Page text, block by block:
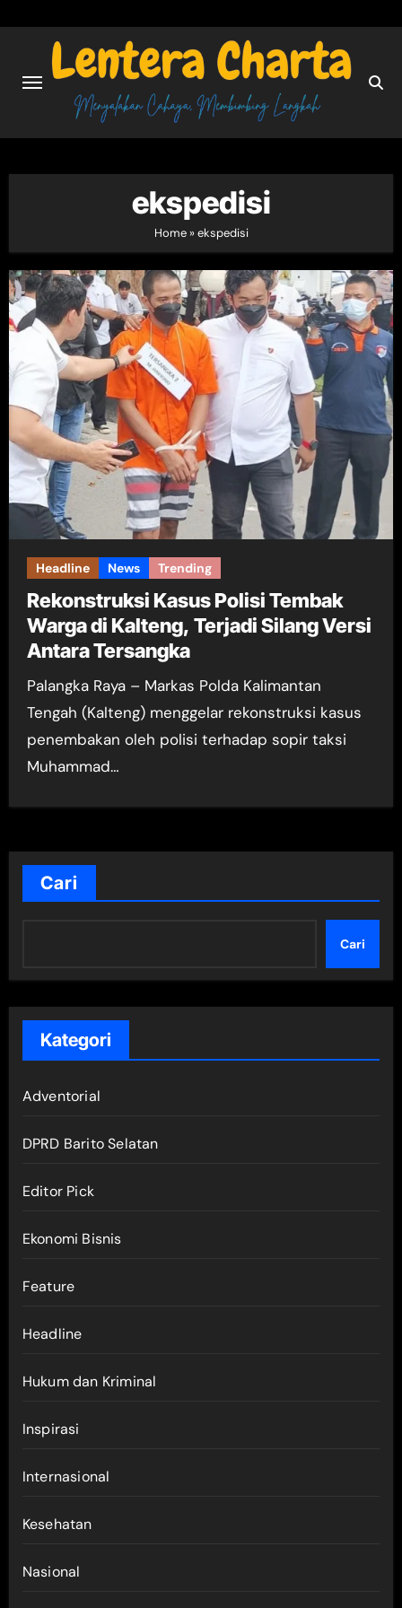
ekspedisi
Home»ekspedisi
Headline News Trending
Rekonstruksi Kasus Polisi Tembak
Warga di Kalteng, Terjadi Silang Versi
Antara Tersangka
Palangka Raya – Markas Polda Kalimantan
Tengah (Kalteng) menggelar rekonstruksi kasus
penembakan oleh polisi terhadap sopir taksi
Muhammad…
Cari
Cari
Kategori
Adventorial
DPRD Barito Selatan
Editor Pick
Ekonomi Bisnis
Feature
Headline
Hukum dan Kriminal
Inspirasi
Internasional
Kesehatan
Nasional